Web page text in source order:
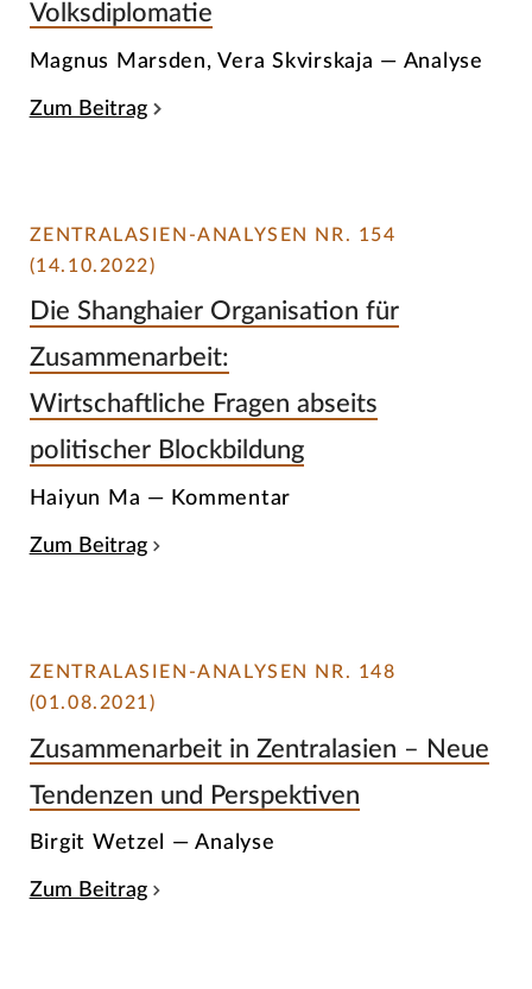
Volksdiplomatie
Magnus Marsden, Vera Skvirskaja — Analyse
Zum Beitrag
ZENTRALASIEN-ANALYSEN NR. 154
(14.10.2022)
Die Shanghaier Organisation für
Zusammenarbeit:
Wirtschaftliche Fragen abseits
politischer Blockbildung
Haiyun Ma — Kommentar
Zum Beitrag
ZENTRALASIEN-ANALYSEN NR. 148
(01.08.2021)
Zusammenarbeit in Zentralasien – Neue
Tendenzen und Perspektiven
Birgit Wetzel — Analyse
Zum Beitrag